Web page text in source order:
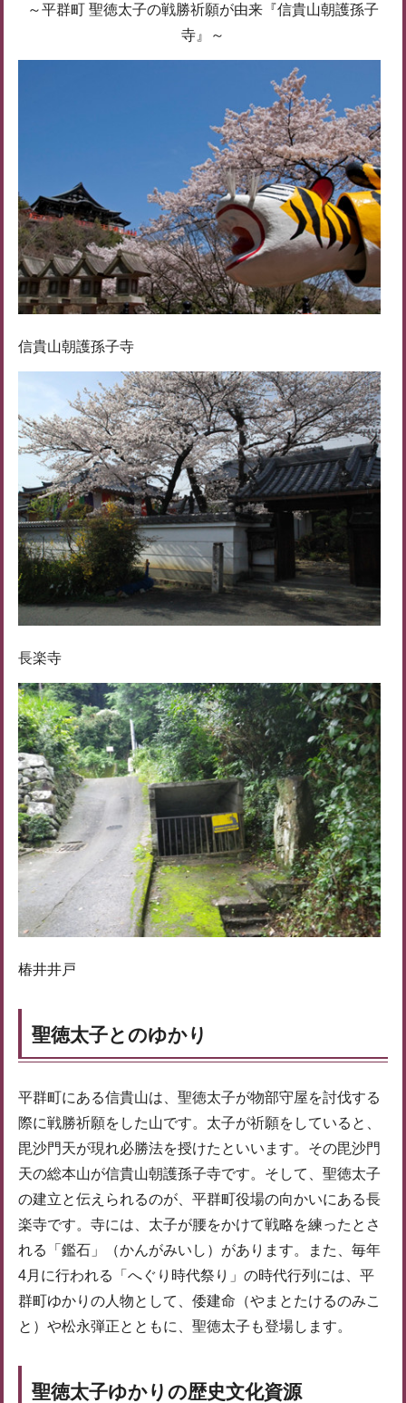
～平群町 聖徳太子の戦勝祈願が由来『信貴山朝護孫子
寺』～
信貴山朝護孫子寺
長楽寺
椿井井戸
聖徳太子とのゆかり
平群町にある信貴山は、聖徳太子が物部守屋を討伐する
際に戦勝祈願をした山です。太子が祈願をしていると、
毘沙門天が現れ必勝法を授けたといいます。その毘沙門
天の総本山が信貴山朝護孫子寺です。そして、聖徳太子
の建立と伝えられるのが、平群町役場の向かいにある長
楽寺です。寺には、太子が腰をかけて戦略を練ったとさ
れる「鑑石」（かんがみいし）があります。また、毎年
4月に行われる「へぐり時代祭り」の時代行列には、平
群町ゆかりの人物として、倭建命（やまとたけるのみこ
と）や松永弾正とともに、聖徳太子も登場します。
聖徳太子ゆかりの歴史文化資源